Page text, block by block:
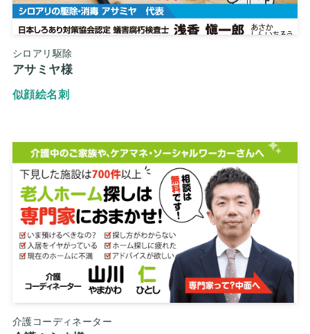
シロアリ駆除
アサミヤ様
似顔絵名刺
介護コーディネーター